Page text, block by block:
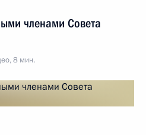
членами Совета
8 мин.